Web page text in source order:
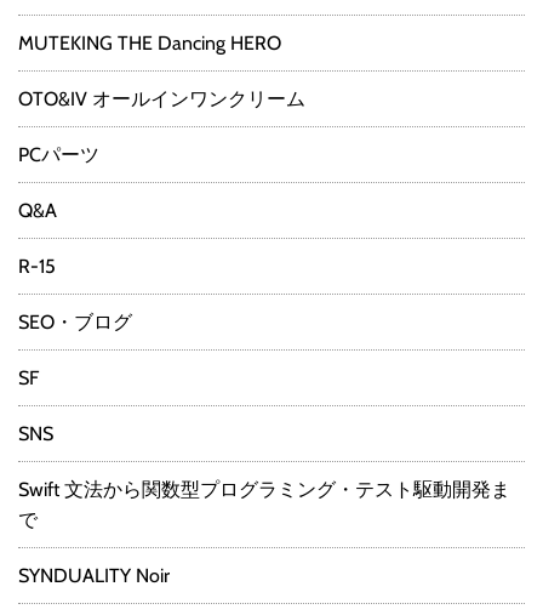
MUTEKING THE Dancing HERO
OTO&IV オールインワンクリーム
PCパーツ
Q&A
R-15
SEO・ブログ
SF
SNS
Swift 文法から関数型プログラミング・テスト駆動開発ま
で
SYNDUALITY Noir